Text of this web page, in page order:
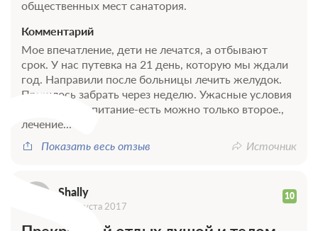
общественных мест санатория.
Комментарий
Мое впечатление, дети не лечатся, а отбывают
срок. У нас путевка на 21 день, которую мы ждали
год. Направили после больницы лечить желудок.
Пришлось забрать через неделю. Ужасные условия
проживания, питание-есть можно только второе.,
лечение...
Показать весь отзыв
Источник
Shally 10
10 августа 2017